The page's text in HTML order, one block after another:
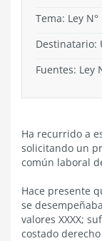
Tema: Ley
Destinatario:
Fuentes: Ley
Ha recurrido a
solicitando un
común laboral
Hace presente
se
valores XXXX;
costado